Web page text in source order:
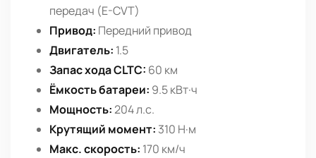
передач (E-CVT)
Привод: Передний привод
Двигатель: 1.5
Запас хода CLTC: 60 км
Ёмкость батареи: 9.5 кВт·ч
Мощность:204 л.с.
Крутящий момент: 310 Н·м
Макс. скорость: 170 км/ч